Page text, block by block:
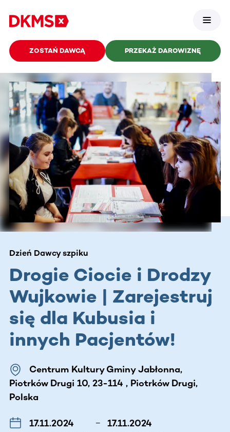
ZOSTAŃ DAWCĄ PRZEKAŻ DAROWIZNĘ
Dzień Dawcy szpiku
Drogie Ciocie i Drodzy
Wujkowie | Zarejestruj
się dla Kubusia i
innych Pacjentów!
Centrum Kultury Gminy Jabłonna,
Piotrków Drugi 10, 23-114 , Piotrków Drugi,
Polska
17.11.2024 – 17.11.2024